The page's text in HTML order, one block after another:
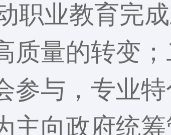
业教育完
质量的转变
参与，专业
主向政府统